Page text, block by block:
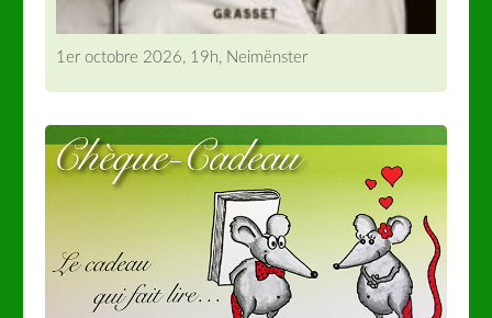
1er octobre 2026, 19h, Neimënster